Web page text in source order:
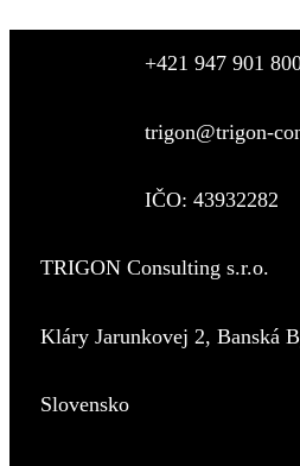
+421 947 901
trigon@trigon-
IČO: 43932282
TRIGON Consulting s.r.o.
Kláry Jarunkovej 2, Banská
Slovensko